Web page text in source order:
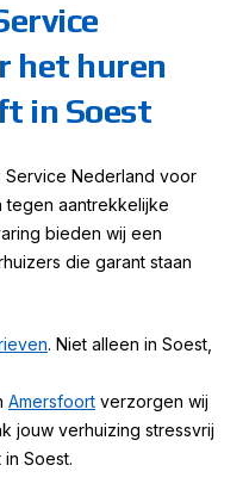
het huren
in Soest
Service Nederland voor
tegen aantrekkelijke
bieden wij een
die garant staan
. Niet alleen in Soest,
Amersfoort verzorgen wij
jouw verhuizing stressvrij
Soest.